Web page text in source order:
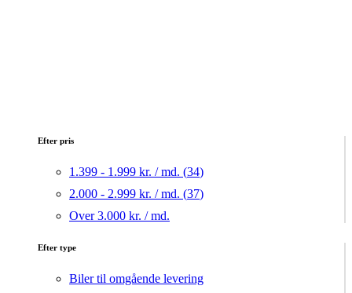
Efter pris
1.399 - 1.999 kr. / md. (34)
2.000 - 2.999 kr. / md. (37)
Over 3.000 kr. / md.
Efter type
Biler til omgående levering